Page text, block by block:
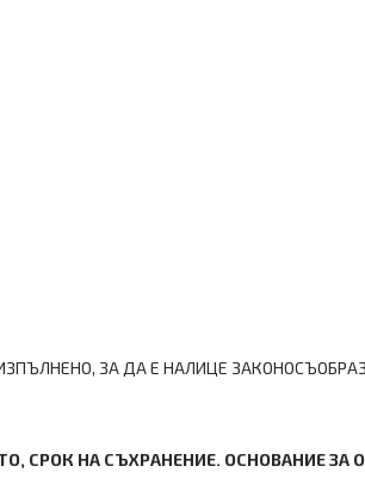
ЗА ДА Е НАЛИЦЕ
СРОК НА СЪХРАНЕНИЕ. ОСНОВАНИЕ ЗА